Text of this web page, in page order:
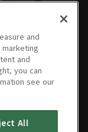
PREMIUM
23회 24회
and
and
you can
see our
All